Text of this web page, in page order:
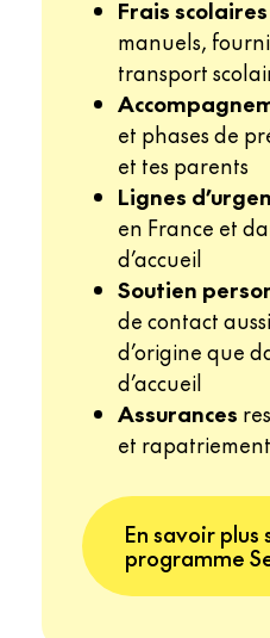
Frais
manuels,
transport
et phases de
et tes parents
Lignes
en France et
d’accueil
Soutien
de contact
d’origine que
d’accueil
Assurances
et rapatriement
En savoir plus
programme